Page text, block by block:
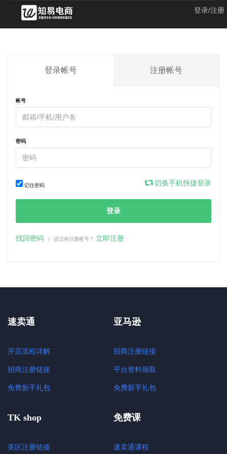
登录/注册
登录帐号 注册帐号
帐号
密码
记住密码 切换手机快捷登录
登录
找回密码 | 还没有注册帐号？ 立即注册
速卖通
开店流程详解
招商注册链接
免费新手礼包
亚马逊
招商注册链接
平台资料领取
免费新手礼包
TK shop
美区注册链接
免费课
速卖通课程